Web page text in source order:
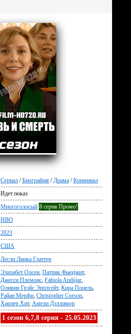
Сериал /Биография /Драма /Криминал
Идет показ
Многоголосый 8 серия Промо!
HBO
2023
США
Лесли Линка Глаттер
Элизабет Олсен, Патрик Фьюджит,
Джесси Племонс, Fabiola Andújar,
Оливия Грэйс Эпплгейт, Кира Поцель,
Райан Мерфи, Christopher Corson,
Харпер Хит, Амели Дэллимор
1 сезон 6,7,8 серия - 25.05.2023